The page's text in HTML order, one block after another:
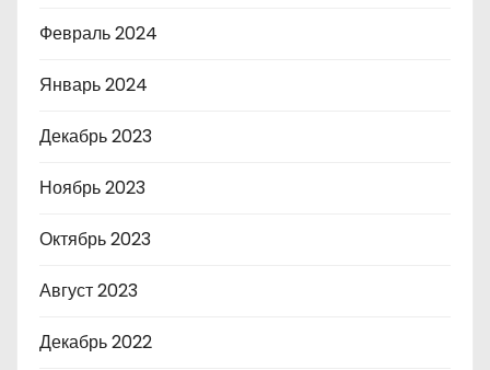
Февраль 2024
Январь 2024
Декабрь 2023
Ноябрь 2023
Октябрь 2023
Август 2023
Декабрь 2022